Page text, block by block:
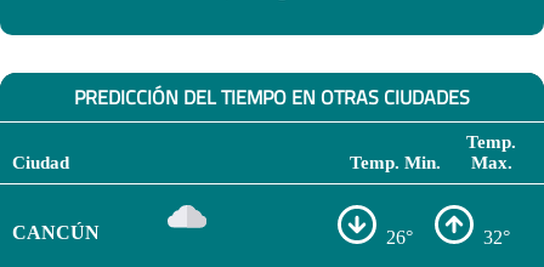
PREDICCIÓN DEL TIEMPO EN OTRAS CIUDADES
Ciudad Temp. Min.
Temp.
Max.
CANCÚN 26° 32°